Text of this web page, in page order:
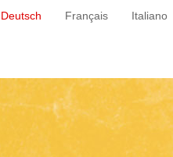
Deutsch Français Italiano